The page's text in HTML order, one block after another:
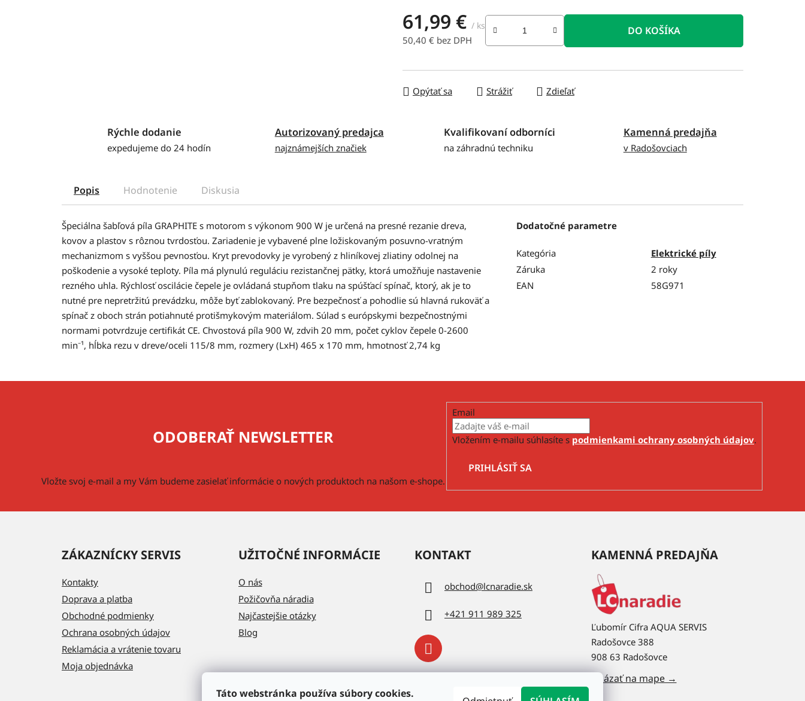
Táto webstránka používa súbory cookies.
61,99 € / ks
50,40 € bez DPH
DO KOŠÍKA
Opýtať sa Strážiť Zdieľať
Rýchle dodanie
expedujeme do 24 hodín
Autorizovaný predajca
najznámejších značiek
Kvalifikovaní odborníci
na záhradnú techniku
Kamenná predajňa
v Radošovciach
Popis Hodnotenie Diskusia
Špeciálna šabľová píla GRAPHITE s motorom s výkonom 900 W je určená na presné rezanie dreva,
kovov a plastov s rôznou tvrdosťou. Zariadenie je vybavené plne ložiskovaným posuvno-vratným
mechanizmom s vyššou pevnosťou. Kryt prevodovky je vyrobený z hliníkovej zliatiny odolnej na
poškodenie a vysoké teploty. Píla má plynulú reguláciu rezistančnej pätky, ktorá umožňuje nastavenie
rezného uhla. Rýchlosť oscilácie čepele je ovládaná stupňom tlaku na spúšťací spínač, ktorý, ak je to
nutné pre nepretržitú prevádzku, môže byť zablokovaný. Pre bezpečnosť a pohodlie sú hlavná rukoväť a
spínač z oboch strán potiahnuté protišmykovým materiálom. Súlad s európskymi bezpečnostnými
normami potvrdzuje certifikát CE. Chvostová píla 900 W, zdvih 20 mm, počet cyklov čepele 0-2600
min⁻¹, hĺbka rezu v dreve/oceli 115/8 mm, rozmery (LxH) 465 x 170 mm, hmotnosť 2,74 kg
Dodatočné parametre
Kategória
Elektrické píly
Záruka
2 roky
EAN
58G971
ODOBERAŤ NEWSLETTER
Vložte svoj e-mail a my Vám budeme zasielať informácie o nových produktoch na našom e-shope.
Email
Vložením e-mailu súhlasíte s podmienkami ochrany osobných údajov.
PRIHLÁSIŤ SA
ZÁKAZNÍCKY SERVIS
Kontakty
Doprava a platba
Obchodné podmienky
Ochrana osobných údajov
Reklamácia a vrátenie tovaru
Moja objednávka
UŽITOČNÉ INFORMÁCIE
O nás
Požičovňa náradia
Najčastejšie otázky
Blog
KONTAKT
obchod@lcnaradie.sk
+421 911 989 325
KAMENNÁ PREDAJŇA
Ľubomír Cifra AQUA SERVIS
Radošovce 388
908 63 Radošovce
Ukázať na mape →